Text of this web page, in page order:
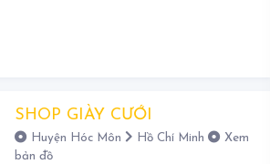
SHOP GIÀY CƯỚI
Huyện Hóc Môn Hồ Chí Minh
Xem
bản đồ